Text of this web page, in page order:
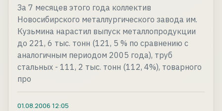
За 7 месяцев этого года коллектив
Новосибирского металлургического завода им.
Кузьмина нарастил выпуск металлопродукции
до 221, 6 тыс. тонн (121, 5 % по сравнению с
аналогичным периодом 2005 года), труб
стальных - 111, 2 тыс. тонн (112, 4%), товарного
про
01.08.2006 12:05